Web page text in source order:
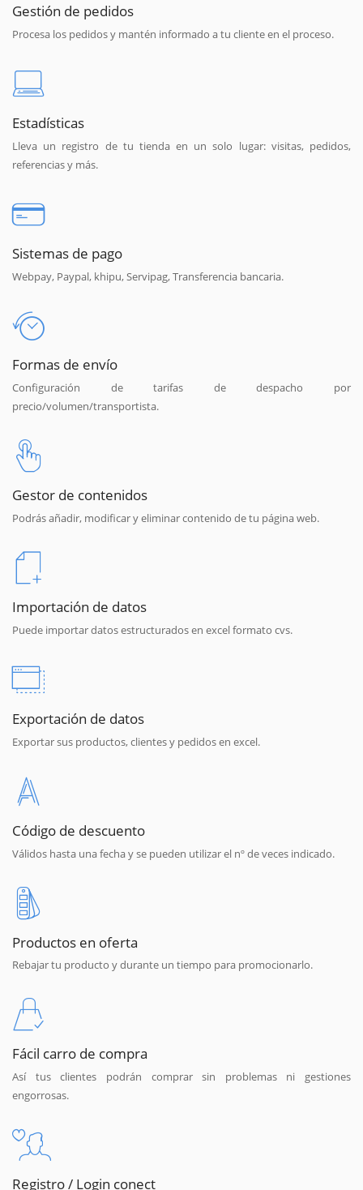
Gestión de pedidos
Procesa los pedidos y mantén informado a tu cliente en el proceso.
Estadísticas
Lleva un registro de tu tienda en un solo lugar: visitas, pedidos,
referencias y más.
Sistemas de pago
Webpay, Paypal, khipu, Servipag, Transferencia bancaria.
Formas de envío
Configuración de tarifas de despacho por
precio/volumen/transportista.
Gestor de contenidos
Podrás añadir, modificar y eliminar contenido de tu página web.
Importación de datos
Puede importar datos estructurados en excel formato cvs.
Exportación de datos
Exportar sus productos, clientes y pedidos en excel.
Código de descuento
Válidos hasta una fecha y se pueden utilizar el nº de veces indicado.
Productos en oferta
Rebajar tu producto y durante un tiempo para promocionarlo.
Fácil carro de compra
Así tus clientes podrán comprar sin problemas ni gestiones
engorrosas.
Registro / Login conect